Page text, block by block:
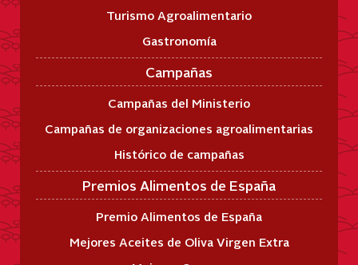
Turismo Agroalimentario
Gastronomía
Campañas
Campañas del Ministerio
Campañas de organizaciones agroalimentarias
Histórico de campañas
Premios Alimentos de España
Premio Alimentos de España
Mejores Aceites de Oliva Virgen Extra